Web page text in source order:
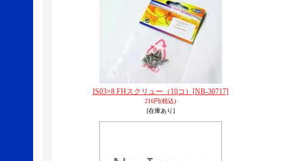
IS03×8 FHスクリュー（10コ） [NB-30717]
216円(税込)
[在庫あり]